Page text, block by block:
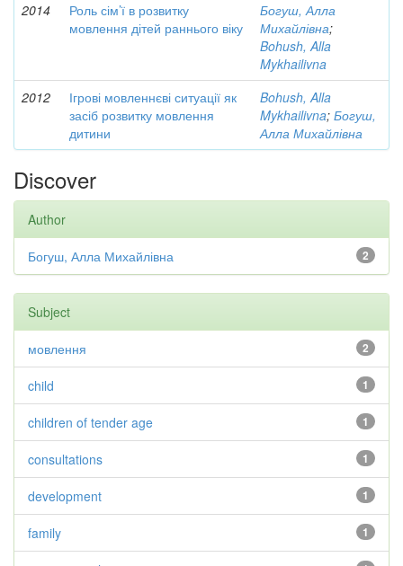
2014
Роль сім’ї в розвитку
мовлення дітей раннього віку
Богуш, Алла
Михайлівна;
Bohush, Alla
Mykhailivna
2012
Ігрові мовленнєві ситуації як
засіб розвитку мовлення
дитини
Bohush, Alla
Mykhailivna; Богуш,
Алла Михайлівна
Discover
Author
2
Богуш, Алла Михайлівна
Subject
2
мовлення
1
child
1
children of tender age
1
consultations
1
development
1
family